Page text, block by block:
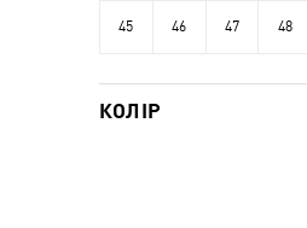
45 46 47 48
КОЛІР